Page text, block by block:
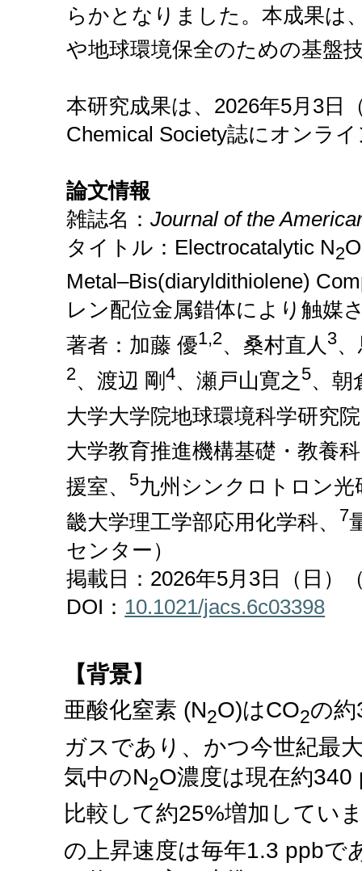
らかとなりました。本成果は
や地球環境保全のための基盤
本研究成果は、2026年5月3日
Chemical Society誌にオンラ
論文情報
雑誌名：Journal of the
タイトル：Electrocatalytic N2
Metal–Bis(diaryldithiolene)
レン配位金属錯体により触媒
著者：加藤 優1,2、桑村直人 3
2、渡辺 剛4、瀬戸山寛之 5、朝
大学大学院地球環境科学研究
大学教育推進機構基礎・教養
援室、
5九州シンクロトロン
畿大学理工学部応用化学科、
7
センター）
掲載日：2026年5月3日（日）
DOI： 10.1021/jacs.6c03398
【背景】
亜酸化窒素 (N2O)はCO2の
ガスであり、かつ今世紀最
気中のN2O濃度は現在約
比較して約25%増加してい
の上昇速度は毎年1.3 ppbで